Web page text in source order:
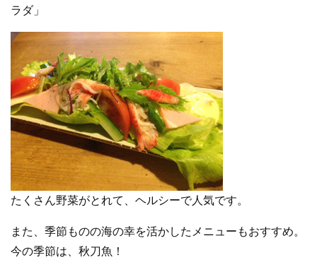
ラダ」
たくさん野菜がとれて、ヘルシーで人気です。
また、季節ものの海の幸を活かしたメニューもおすすめ。
今の季節は、秋刀魚！